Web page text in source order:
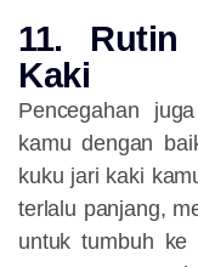
11. Rutin
Kaki
Pencegahan
kamu dengan
kuku jari kaki
terlalu panjang,
untuk tumbuh ke